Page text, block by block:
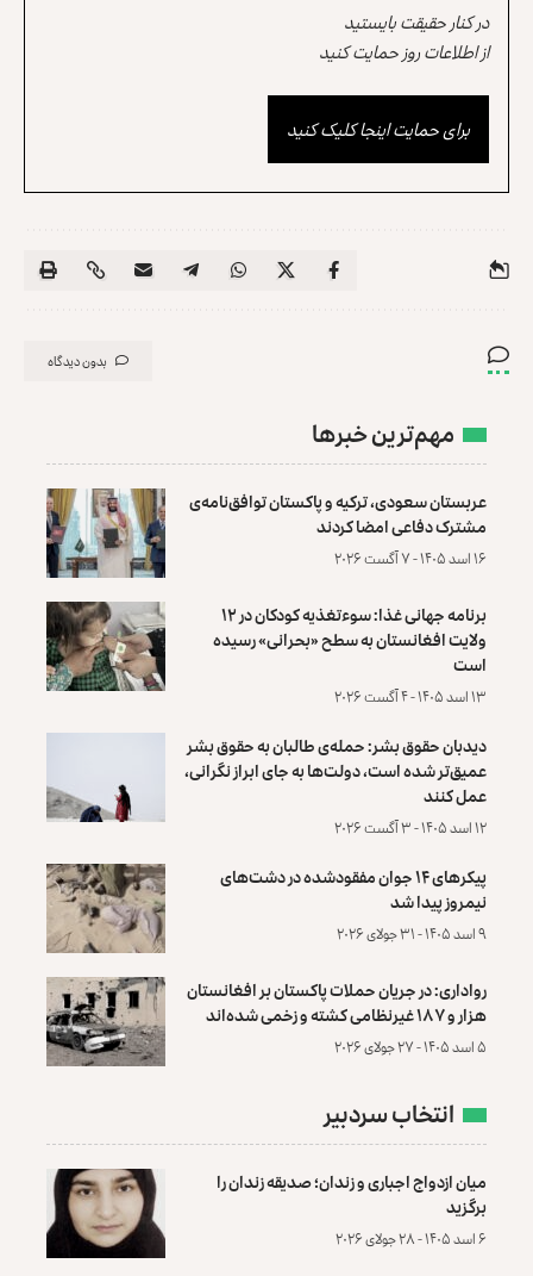
در کنار حقیقت بایستید
از اطلاعات روز حمایت کنید
برای حمایت اینجا کلیک کنید
بدون دیدگاه
مهم‌ترین خبرها
عربستان سعودی، ترکیه و پاکستان توافق‌نامه‌ی
مشترک دفاعی امضا کردند
۱۶ اسد ۱۴۰۵ - ۷ آگست ۲۰۲۶
برنامه جهانی غذا: سوءتغذیه کودکان در ۱۲
ولایت افغانستان به سطح «بحرانی» رسیده
است
۱۳ اسد ۱۴۰۵ - ۴ آگست ۲۰۲۶
دیدبان حقوق بشر: حمله‌ی طالبان به حقوق بشر
عمیق‌تر شده است، دولت‌ها به جای ابراز نگرانی،
عمل کنند
۱۲ اسد ۱۴۰۵ - ۳ آگست ۲۰۲۶
پیکرهای ۱۴ جوان مفقودشده در دشت‌های
نیمروز پیدا شد
۹ اسد ۱۴۰۵ - ۳۱ جولای ۲۰۲۶
رواداری: در جریان حملات پاکستان بر افغانستان
هزار و ۱۸۷ غیرنظامی کشته و زخمی شده‌اند
۵ اسد ۱۴۰۵ - ۲۷ جولای ۲۰۲۶
انتخاب سردبیر
میان ازدواج اجباری و زندان؛ صدیقه زندان را
برگزید
۶ اسد ۱۴۰۵ - ۲۸ جولای ۲۰۲۶